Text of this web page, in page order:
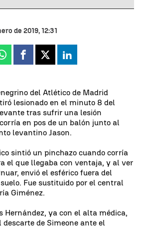
de 2019, 12:31
Whatsapp
Facebook
X Linkedin
del Atlético de Madrid
lesionado en el minuto 8 del
tras sufrir una lesión
en pos de un balón junto al
levantino Jason.
sintió un pinchazo cuando corría
el que llegaba con ventaja, y al ver
envió el esférico fuera del
Fue sustituido por el central
Giménez.
Hernández, ya con el alta médica,
de Simeone ante el